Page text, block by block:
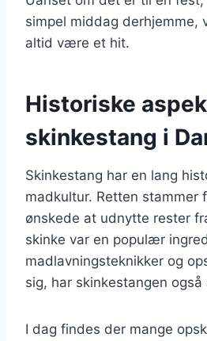
simpel middag derhjemme,
altid være et hit.
Historiske
skinkestang i
Skinkestang har en lang
madkultur. Retten stammer
ønskede at udnytte rester
skinke var en populær
madlavningsteknikker og
sig, har skinkestangen
I dag findes der mange